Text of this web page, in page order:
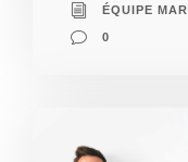
ÉQUIPE
0